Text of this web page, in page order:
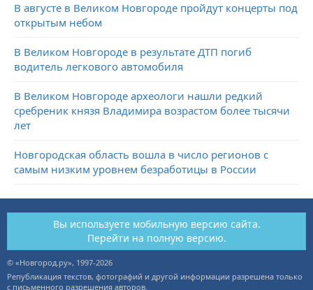
В августе в Великом Новгороде пройдут концерты под
открытым небом
В Великом Новгороде в результате ДТП погиб
водитель легкового автомобиля
В Великом Новгороде археологи нашли редкий
сребреник князя Владимира возрастом более тысячи
лет
Новгородская область вошла в число регионов с
самым низким уровнем безработицы в России
Вы используете мобильную версию сайта.
Перейти на полную версию.
© «Новгород.ру», 1997-2026
Републикация текстов, фотографий и другой информации разрешена только
с письменного разрешения авторов.